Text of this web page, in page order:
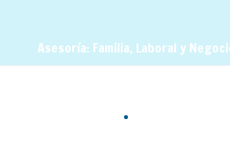
Asesoría: Familia, Laboral y